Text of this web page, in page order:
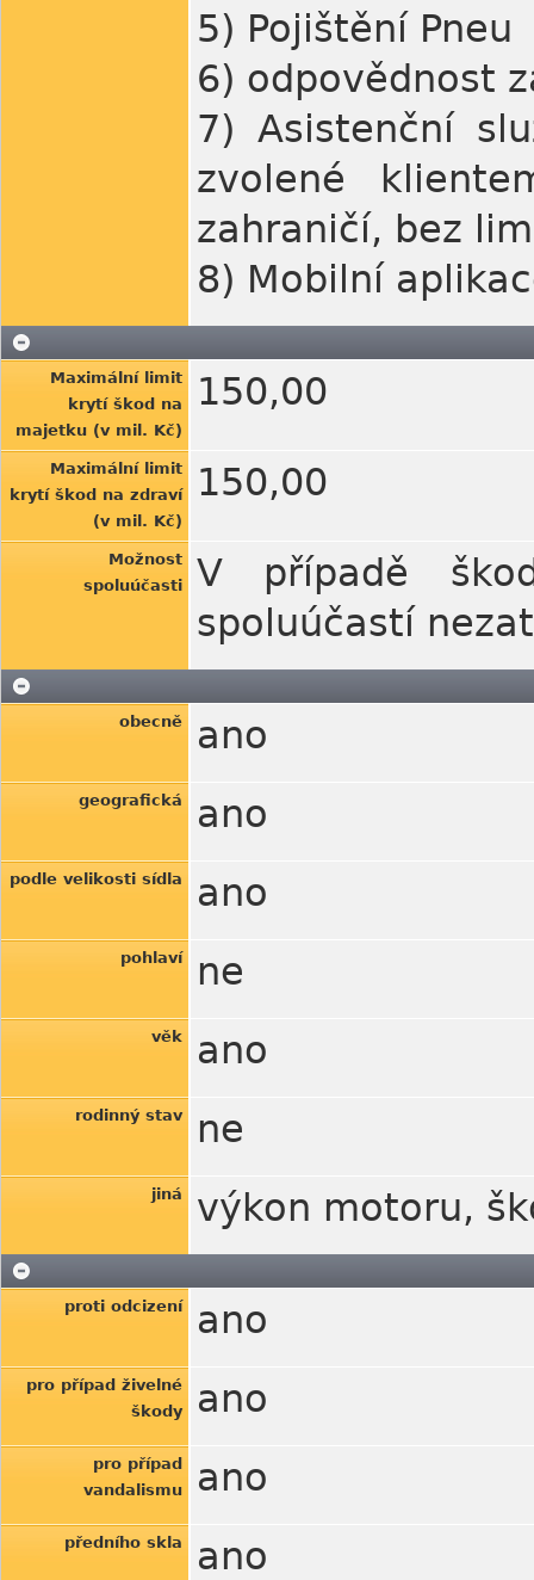
5) Pojištění Pneu
6) odpovědnost
7) Asistenční
zvolené
zahraničí, bez
8) Mobilní
Maximální limit
krytí škod na
majetku (v mil. Kč)
150,00
Maximální limit
krytí škod na zdraví
(v mil. Kč)
150,00
Možnost
spoluúčasti
V případě
spoluúčastí
obecně ano
geografická ano
podle velikosti sídla ano
pohlaví ne
věk ano
rodinný stav ne
jiná výkon motoru,
proti odcizení ano
pro případ živelné
škody
ano
pro případ
vandalismu
ano
předního skla ano